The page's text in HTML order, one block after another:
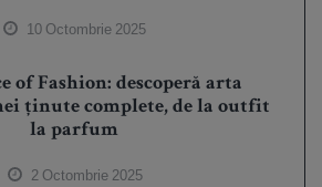
10 Octombrie 2025
of Fashion: descoperă arta
ținute complete, de la outfit
la parfum
2 Octombrie 2025